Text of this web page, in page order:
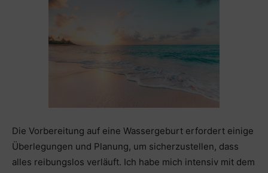
Die Vorbereitung auf eine Wassergeburt erfordert einige
Überlegungen und Planung, um sicherzustellen, dass
alles reibungslos verläuft. Ich habe mich intensiv mit dem